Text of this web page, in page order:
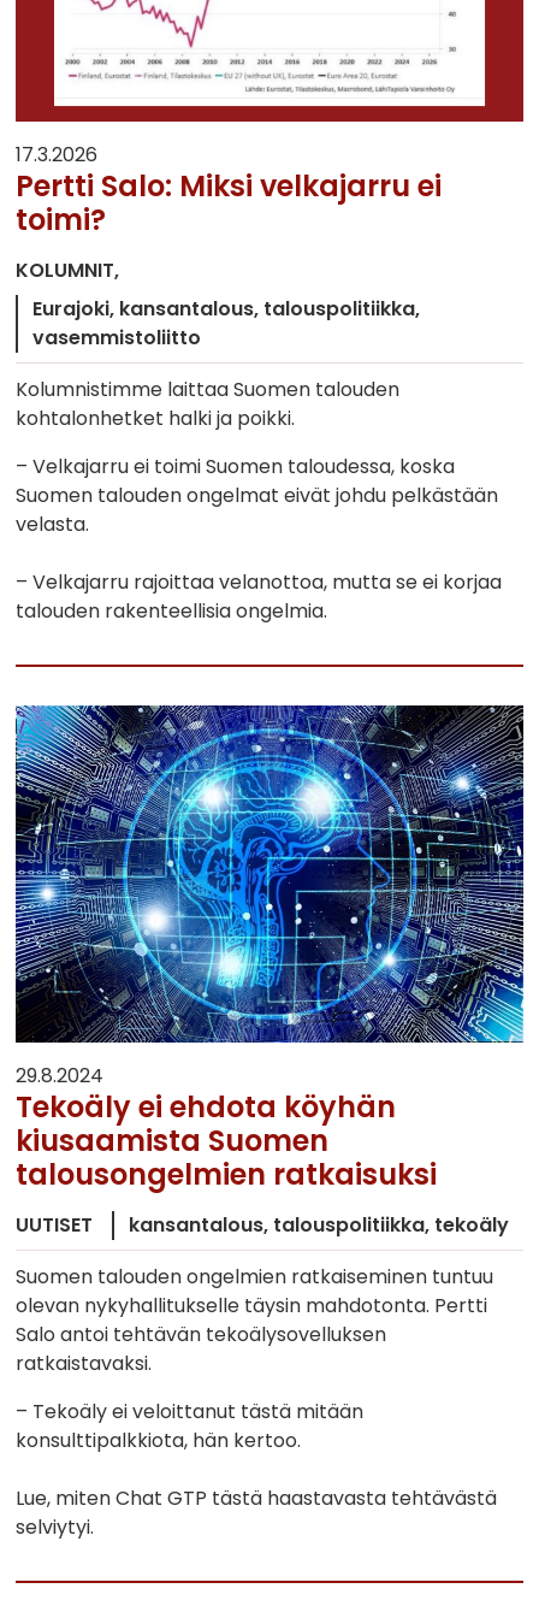
17.3.2026
Pertti Salo: Miksi velkajarru ei
toimi?
KOLUMNIT
Eurajoki kansantalous talouspolitiikka
vasemmistoliitto
Kolumnistimme laittaa Suomen talouden
kohtalonhetket halki ja poikki.
– Velkajarru ei toimi Suomen taloudessa, koska
Suomen talouden ongelmat eivät johdu pelkästään
velasta.
– Velkajarru rajoittaa velanottoa, mutta se ei korjaa
talouden rakenteellisia ongelmia.
29.8.2024
Tekoäly ei ehdota köyhän
kiusaamista Suomen
talousongelmien ratkaisuksi
UUTISET kansantalous talouspolitiikka tekoäly
Suomen talouden ongelmien ratkaiseminen tuntuu
olevan nykyhallitukselle täysin mahdotonta. Pertti
Salo antoi tehtävän tekoälysovelluksen
ratkaistavaksi.
– Tekoäly ei veloittanut tästä mitään
konsulttipalkkiota, hän kertoo.
Lue, miten Chat GTP tästä haastavasta tehtävästä
selviytyi.